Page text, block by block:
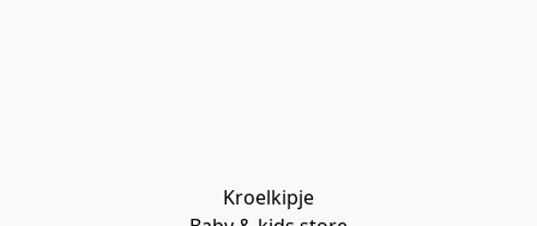
Kroelkipje